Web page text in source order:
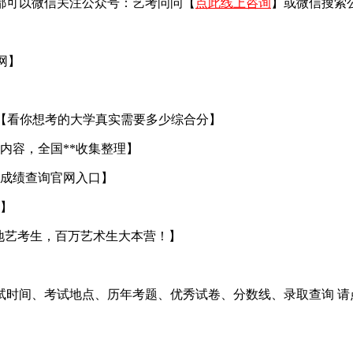
以微信关注公众号：艺考问问【 点此线上咨询 】或微信搜索
看你想考的大学真实需要多少综合分】
容，全国**收集整理】
绩查询官网入口】
考生，百万艺术生大本营！】
间、考试地点、历年考题、优秀试卷、分数线、录取查询 请